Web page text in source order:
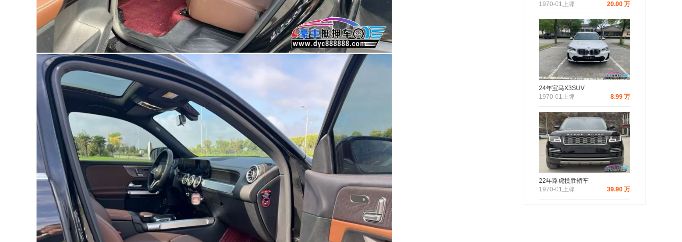
1970-01上牌
20.00 万
24年宝马X3SUV
1970-01上牌
8.99 万
22年路虎揽胜轿车
1970-01上牌
39.90 万